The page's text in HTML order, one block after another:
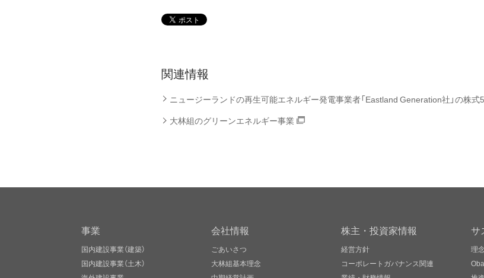
関連情報
ニュージーランドの再生可能エネルギー発電事業者「Eastland Generation社」の株式
大林組のグリーンエネルギー事業
事業
国内建設事業（建築）
国内建設事業（土木）
会社情報
ごあいさつ
大林組基本理念
株主・投資家情報
経営方針
コーポレートガバナンス関連
サ
理